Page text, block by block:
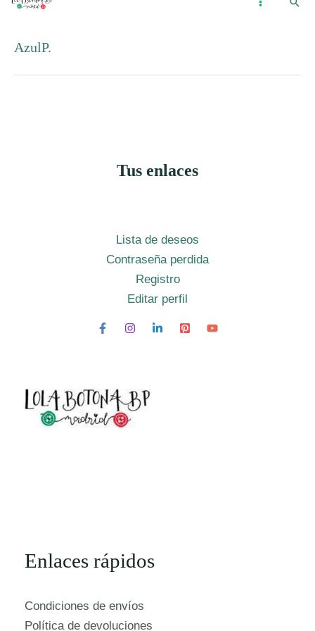
Ir
contenido
AzulP.
Tus enlaces
Lista de deseos
Contraseña perdida
Registro
Editar perfil
Enlaces rápidos
Condiciones de envíos
Política de devoluciones